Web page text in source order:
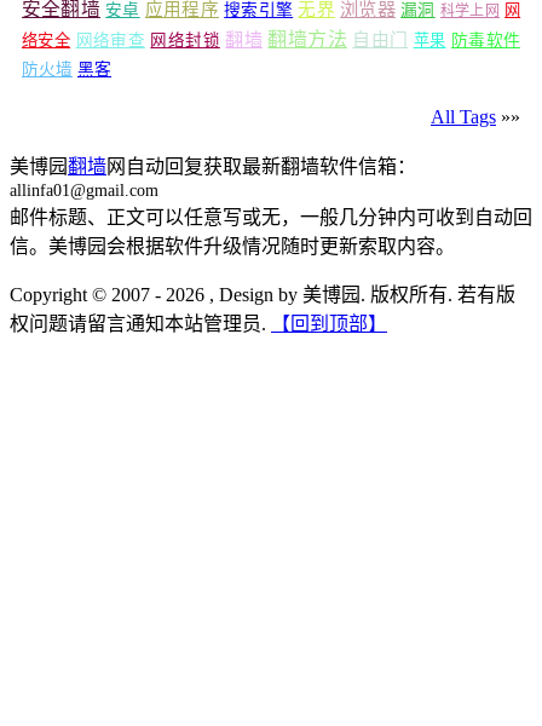
安全翻墙 安卓 应用程序 搜索引擎 无界 浏览器 漏洞 科学上网 网
络安全 网络审查 网络封锁 翻墙 翻墙方法 自由门 苹果 防毒软件
防火墙 黑客
All Tags »»
美博园翻墙网自动回复获取最新翻墙软件信箱：
allinfa01@gmail.com
邮件标题、正文可以任意写或无，一般几分钟内可收到自动回
信。美博园会根据软件升级情况随时更新索取内容。
Copyright © 2007 - 2026 , Design by 美博园. 版权所有. 若有版
权问题请留言通知本站管理员.
【回到顶部】